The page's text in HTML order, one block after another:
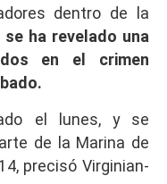
dentro de la
ha revelado una
en el crimen
el lunes, y se
de la Marina de
precisó Virginian-